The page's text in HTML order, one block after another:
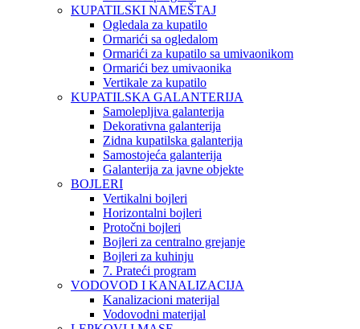
KUPATILSKI NAMEŠTAJ
Ogledala za kupatilo
Ormarići sa ogledalom
Ormarići za kupatilo sa umivaonikom
Ormarići bez umivaonika
Vertikale za kupatilo
KUPATILSKA GALANTERIJA
Samolepljiva galanterija
Dekorativna galanterija
Zidna kupatilska galanterija
Samostojeća galanterija
Galanterija za javne objekte
BOJLERI
Vertikalni bojleri
Horizontalni bojleri
Protočni bojleri
Bojleri za centralno grejanje
Bojleri za kuhinju
7. Prateći program
VODOVOD I KANALIZACIJA
Kanalizacioni materijal
Vodovodni materijal